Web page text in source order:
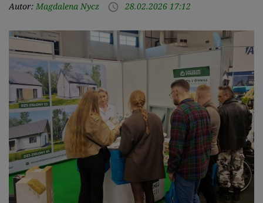
Autor: Magdalena Nycz access_time 28.02.2026 17:12